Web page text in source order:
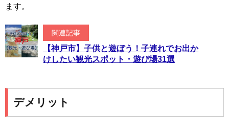
ます。
関連記事
【神戸市】子供と遊ぼう！子連れでお出か
けしたい観光スポット・遊び場31選
デメリット